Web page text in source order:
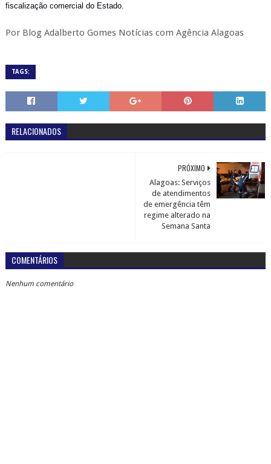
fiscalização comercial do Estado.
Por Blog Adalberto Gomes Notícias com Agência Alagoas
TAGS:
RELACIONADOS
PRÓXIMO
Alagoas: Serviços
de atendimentos
de emergência têm
regime alterado na
Semana Santa
COMENTÁRIOS
Nenhum comentário